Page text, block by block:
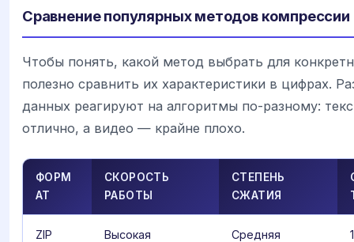
Сравнение популярных методов компрессии
Чтобы понять, какой метод выбрать для
полезно сравнить их характеристики в цифрах.
данных реагируют на алгоритмы по-разному:
отлично, а видео — крайне плохо.
ФОРМ
АТ
СКОРОСТЬ
РАБОТЫ
СТЕПЕНЬ
СЖАТИЯ
ZIP Высокая Средняя